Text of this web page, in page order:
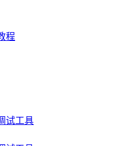
程
试工具